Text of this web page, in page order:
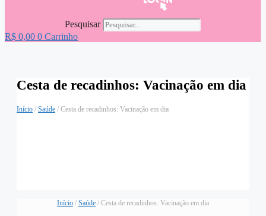
Pesquisar
R$ 0,00 0 Carrinho
Cesta de recadinhos: Vacinação em dia
Início / Saúde / Cesta de recadinhos: Vacinação em dia
Início / Saúde / Cesta de recadinhos: Vacinação em dia